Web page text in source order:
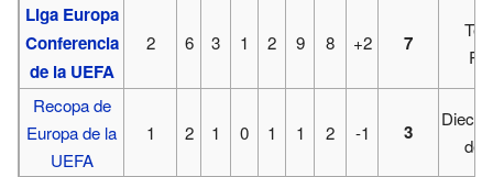
Liga Europa
Conferencia
de la UEFA
2 6 3 1 2 9 8 +2 7
Recopa de
Europa de la
UEFA
1 2 1 0 1 1 2 -1 3
de